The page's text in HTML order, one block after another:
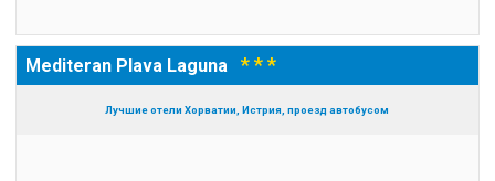
Mediteran Plava Laguna* * *
Лучшие отели Хорватии, Истрия, проезд автобусом